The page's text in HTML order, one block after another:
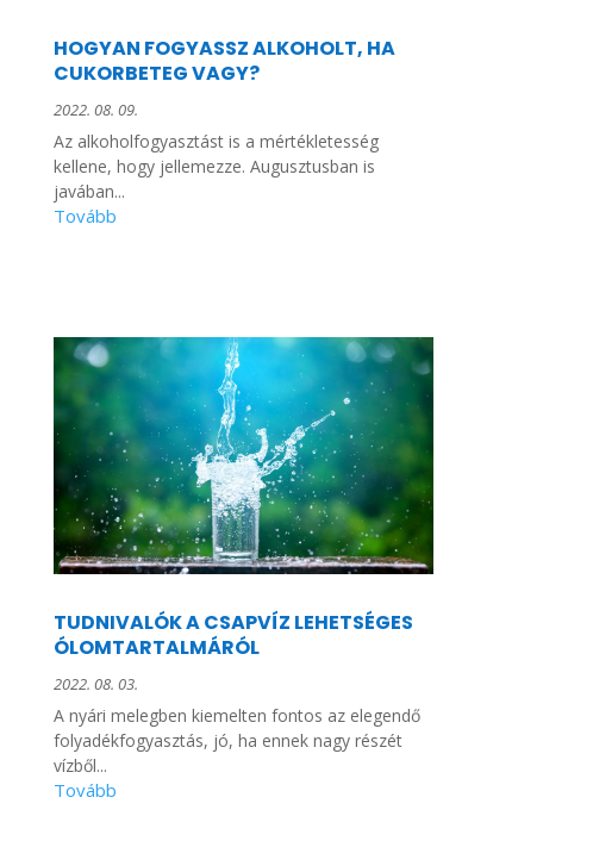
HOGYAN FOGYASSZ ALKOHOLT, HA
CUKORBETEG VAGY?
2022. 08. 09.
Az alkoholfogyasztást is a mértékletesség
kellene, hogy jellemezze. Augusztusban is
javában...
TUDNIVALÓK A CSAPVÍZ LEHETSÉGES
ÓLOMTARTALMÁRÓL
2022. 08. 03.
A nyári melegben kiemelten fontos az elegendő
folyadékfogyasztás, jó, ha ennek nagy részét
vízből...